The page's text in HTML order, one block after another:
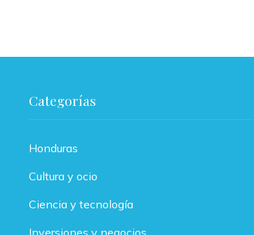
Categorías
Honduras
Cultura y ocio
Ciencia y tecnología
Inversiones y negocios